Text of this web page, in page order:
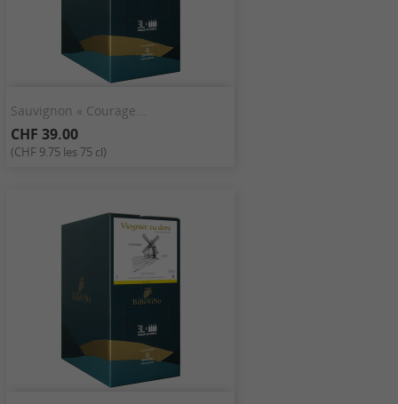
Sauvignon « Courage...
CHF 39.00
(CHF 9.75 les 75 cl)